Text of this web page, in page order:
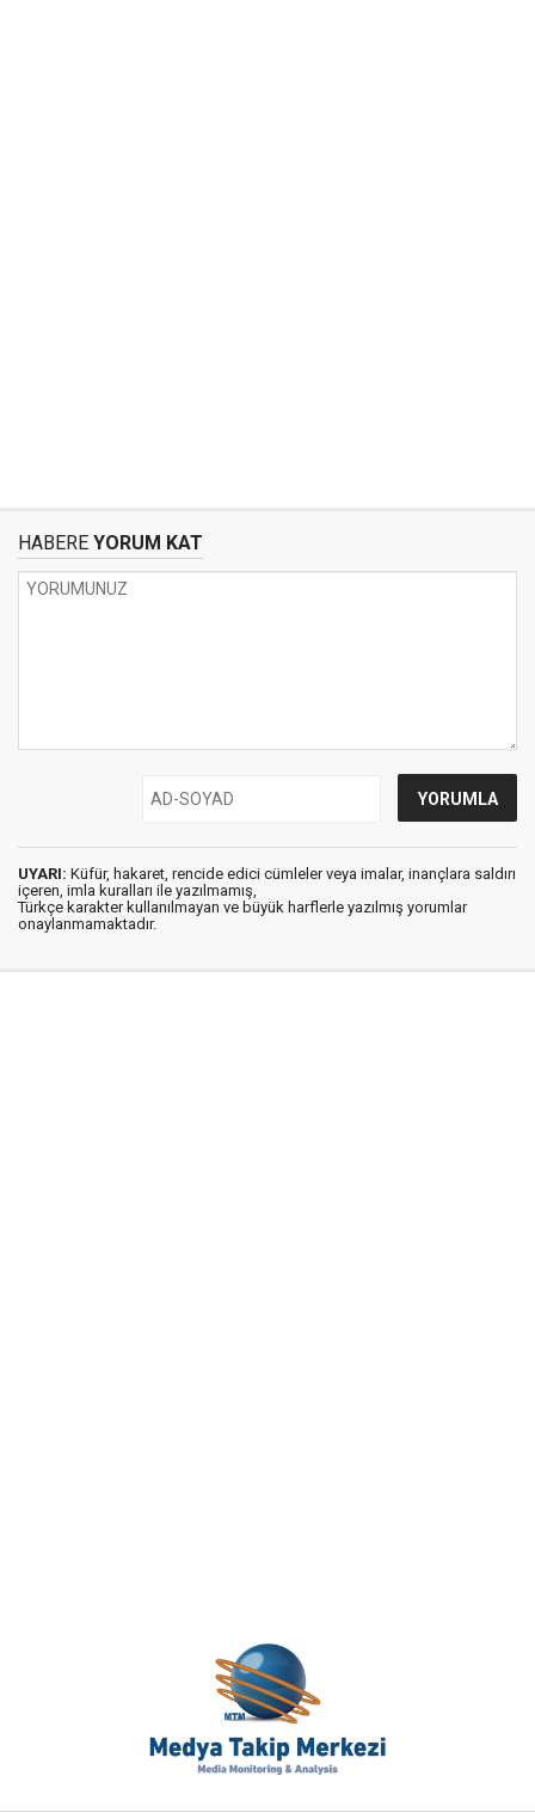
HABERE YORUM KAT
UYARI: Küfür, hakaret, rencide edici cümleler veya imalar, inançlara saldırı
içeren, imla kuralları ile yazılmamış,
Türkçe karakter kullanılmayan ve büyük harflerle yazılmış yorumlar
onaylanmamaktadır.